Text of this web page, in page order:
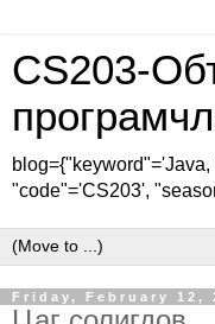
CS203-
"code"='CS203',
Friday, February 12,